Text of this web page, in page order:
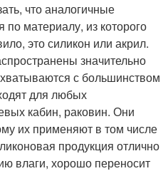
что аналогичные
материалу, из которого
это силикон или акрил.
значительно
с большинством
для любых
кабин, раковин. Они
их применяют в том числе
продукция отлично
влаги, хорошо переносит